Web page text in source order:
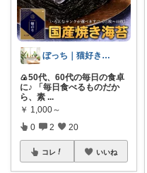
ぼっち｜猫好き57歳主婦の健康ライフ
🍙50代、60代の毎日の食卓
に♪ 「毎日食べるものだか
ら、素 ...
￥ 1,000～
0 2 20
コレ いいね